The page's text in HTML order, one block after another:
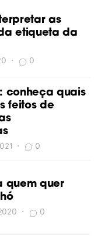
as
etiqueta da
• 0
conheça quais
feitos de
• 0
quem quer
• 0